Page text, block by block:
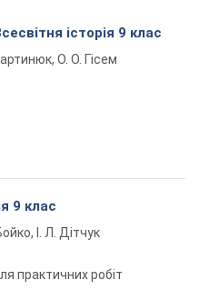
Video
історія 9 клас
О. О. Гісем
9 клас
І. Л. Дітчук
практичних робіт